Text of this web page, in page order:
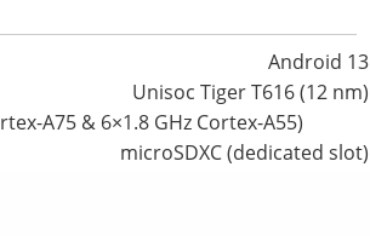
Android 13
Unisoc Tiger T616 (12 nm)
A75 & 6×1.8 GHz Cortex-A55)
microSDXC (dedicated slot)